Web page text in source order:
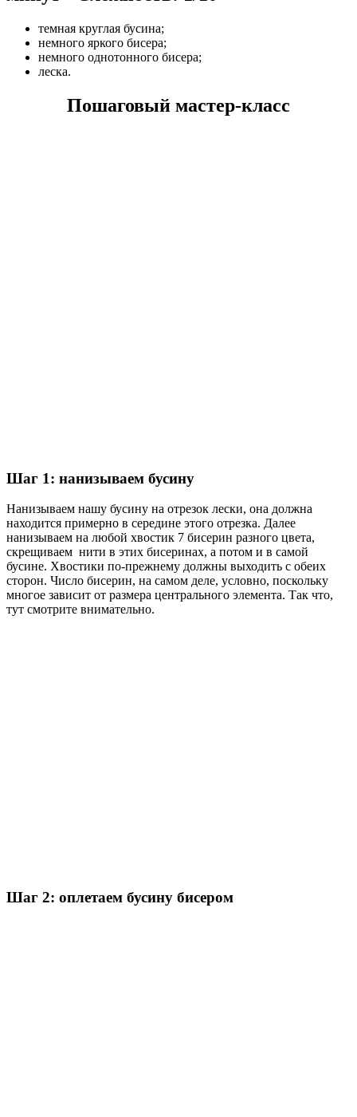
темная круглая бусина;
немного яркого бисера;
немного однотонного бисера;
леска.
Пошаговый мастер-класс
Шаг 1: нанизываем бусину
Нанизываем нашу бусину на отрезок лески, она должна
находится примерно в середине этого отрезка. Далее
нанизываем на любой хвостик 7 бисерин разного цвета,
скрещиваем нити в этих бисеринах, а потом и в самой
бусине. Хвостики по-прежнему должны выходить с обеих
сторон. Число бисерин, на самом деле, условно, поскольку
многое зависит от размера центрального элемента. Так что,
тут смотрите внимательно.
Шаг 2: оплетаем бусину бисером